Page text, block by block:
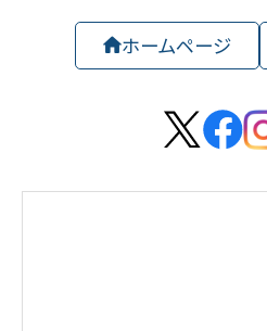
ホームページ